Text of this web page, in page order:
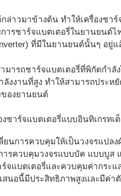
ล่าวมาข้างต้น ทำให้เครื่องชาร์
ารชาร์จแบตเตอรี่ในยานยนต์
ที่มีในยานยนต์นั้นๆ อยู่
ารถชาร์จแบตเตอรี่ที่พิกัดกำลั
ลังงานที่สูง ทำให้สามารถประ
องยานยนต์
งชาร์จแบตเตอรี่แบบอินทิเกรทเ
ยนการควบคุมให้เป็นวงจรแปล
ารควบคุมวงจรแบบบัค แบบบู
จแบตเตอรี่และควบคุมค่ากระ
สนอนี้มีประสิทธิภาพสูงและมีค่าตั